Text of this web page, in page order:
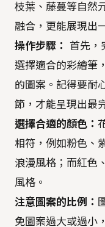
枝葉、藤蔓等自然
融合，更能展現出
操作步驟：
首先，
選擇適合的彩繪筆
的圖案。記得要耐
節，才能呈現出最
選擇合適的顏色：
相符，例如粉色、
浪漫風格；而紅色
風格。
注意圖案的比例：
免圖案過大或過小